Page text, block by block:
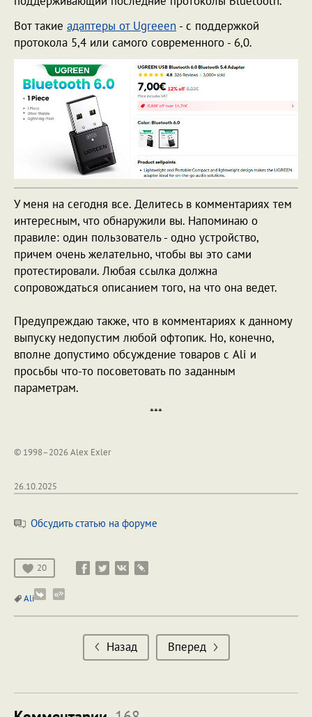
Вот такие адаптеры от Ugreeen - с поддержкой
протокола 5,4 или самого современного - 6,0.
У меня на сегодня все. Делитесь в комментариях тем
интересным, что обнаружили вы. Напоминаю о
правиле: один пользователь - одно устройство,
причем очень желательно, чтобы вы это сами
протестировали. Любая ссылка должна
сопровождаться описанием того, на что она ведет.
Предупреждаю также, что в комментариях к данному
выпуску недопустим любой офтопик. Но, конечно,
вполне допустимо обсуждение товаров с Ali и
просьбы что-то посоветовать по заданным
параметрам.
***
© 1998–2026 Alex Exler
26.10.2025
Обсудить статью на форуме
20
Ali
Назад Вперед